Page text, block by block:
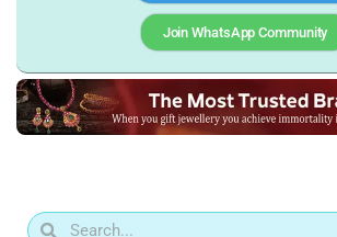
Join WhatsApp Community